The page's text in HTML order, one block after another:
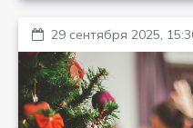
29 сентября 2025,